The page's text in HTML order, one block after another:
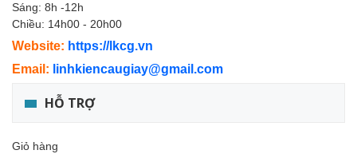
Sáng: 8h -12h
Chiều: 14h00 - 20h00
Website: https://lkcg.vn
Email: linhkiencaugiay@gmail.com
HỖ TRỢ
Giỏ hàng